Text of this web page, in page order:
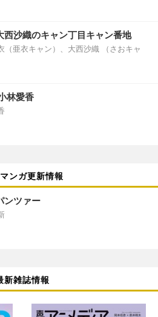
西沙織のキャン丁目キャン番地
（亜衣キャン）、大西沙織 （さおキャ
林愛香
ンガ更新情報
ンツァー
新雑誌情報